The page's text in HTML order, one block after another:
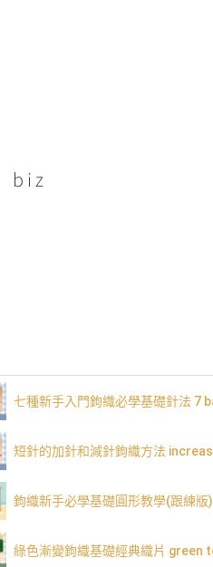
biz
鉤織新手必學基礎圓形教學(跟練版)